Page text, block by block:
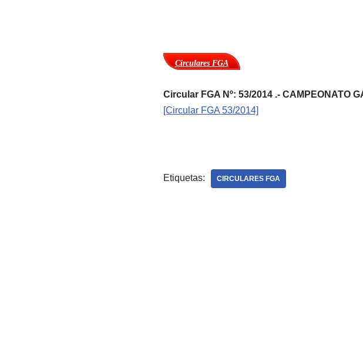
Circulares FGA
Circular FGA Nº: 53/2014 .- CAMPEONATO
[Circular FGA 53/2014]
Etiquetas: CIRCULARES FGA